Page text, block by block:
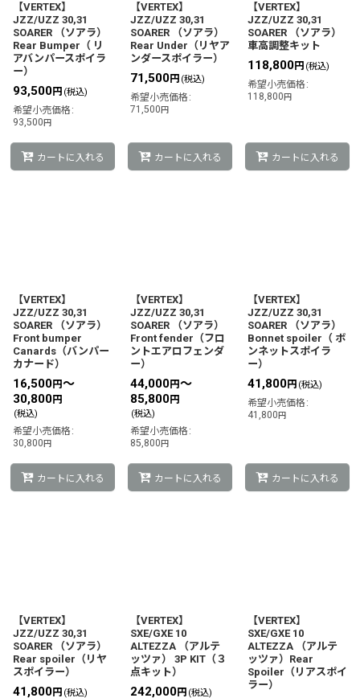
【VERTEX】
JZZ/UZZ 30,31
SOARER （ソアラ）
Rear Bumper（ リ
アバンパースポイラ
ー）
93,500円 (税込)
希望小売価格 :
93,500円
カートに入れる
【VERTEX】
JZZ/UZZ 30,31
SOARER （ソアラ）
Rear Under（リヤア
ンダースポイラー）
71,500円 (税込)
希望小売価格 :
71,500円
カートに入れる
【VERTEX】
JZZ/UZZ 30,31
SOARER （ソアラ）
車高調整キット
118,800円 (税込)
希望小売価格 :
118,800円
カートに入れる
【VERTEX】
JZZ/UZZ 30,31
SOARER （ソアラ）
Front bumper
Canards（バンパー
カナード）
16,500円～
30,800円
(税込)
希望小売価格 :
30,800円
カートに入れる
【VERTEX】
JZZ/UZZ 30,31
SOARER （ソアラ）
Front fender（フロ
ントエアロフェンダ
ー）
44,000円～
85,800円
(税込)
希望小売価格 :
85,800円
カートに入れる
【VERTEX】
JZZ/UZZ 30,31
SOARER （ソアラ）
Bonnet spoiler（ ボ
ンネットスポイラ
ー）
41,800円 (税込)
希望小売価格 :
41,800円
カートに入れる
【VERTEX】
JZZ/UZZ 30,31
SOARER （ソアラ）
Rear spoiler（リヤ
スポイラー）
41,800円 (税込)
【VERTEX】
SXE/GXE 10
ALTEZZA （アルテ
ッツァ） 3P KIT（３
点キット）
242,000円 (税込)
【VERTEX】
SXE/GXE 10
ALTEZZA （アルテ
ッツァ）Rear
Spoiler（リアスポイ
ラー）